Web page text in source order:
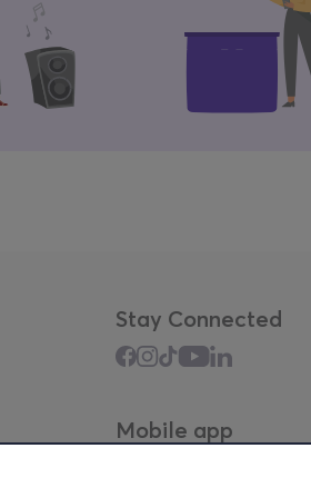
Stay Connected
Mobile app